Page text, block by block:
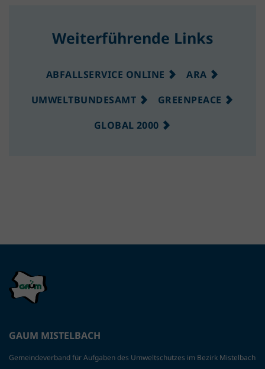
Weiterführende Links
ABFALLSERVICE ONLINE
ARA
UMWELTBUNDESAMT
GREENPEACE
GLOBAL 2000
GAUM MISTELBACH
Gemeindeverband für Aufgaben des Umweltschutzes im Bezirk Mistelbach